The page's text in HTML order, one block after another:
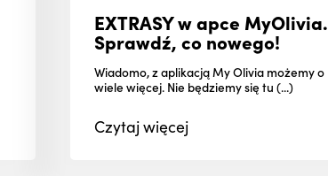
EXTRASY w apce MyOlivia.
Sprawdź, co nowego!
Wiadomo, z aplikacją My Olivia możemy o
wiele więcej. Nie będziemy się tu (...)
Czytajwięcej